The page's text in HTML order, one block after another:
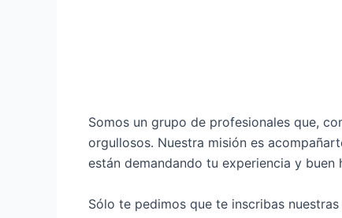
Somos un grupo de profesionales que,
orgullosos. Nuestra misión es
están demandando tu experiencia y buen
Sólo te pedimos que te inscribas